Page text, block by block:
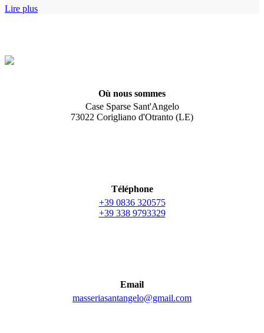
Lire plus
Où nous sommes
Case Sparse Sant'Angelo
73022 Corigliano d'Otranto (LE)
Téléphone
+39 0836 320575
+39 338 9793329
Email
masseriasantangelo@gmail.com